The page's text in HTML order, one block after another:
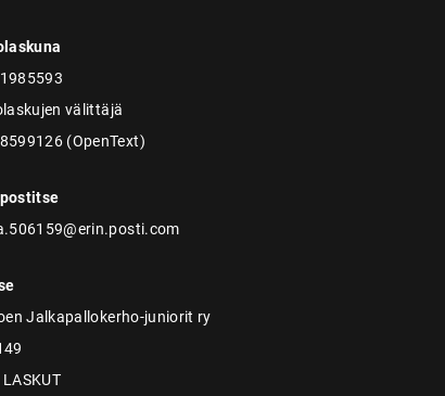
välittäjä
(OpenText)
Jalkapallokerho-juniorit ry